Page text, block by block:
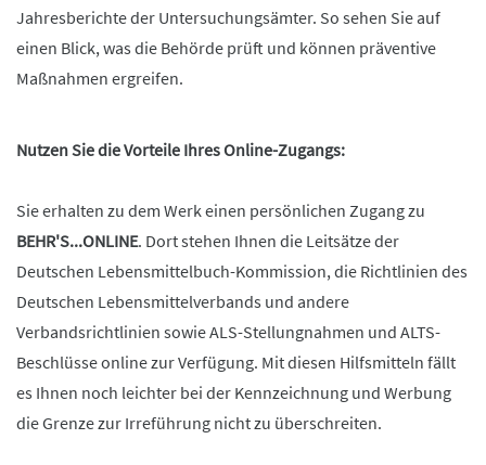
Jahresberichte der Untersuchungsämter. So sehen Sie auf
einen Blick, was die Behörde prüft und können präventive
Maßnahmen ergreifen.
Nutzen Sie die Vorteile Ihres Online-Zugangs:
Sie erhalten zu dem Werk einen persönlichen Zugang zu
BEHR'S...ONLINE. Dort stehen Ihnen die Leitsätze der
Deutschen Lebensmittelbuch-Kommission, die Richtlinien des
Deutschen Lebensmittelverbands und andere
Verbandsrichtlinien sowie ALS-Stellungnahmen und ALTS-
Beschlüsse online zur Verfügung. Mit diesen Hilfsmitteln fällt
es Ihnen noch leichter bei der Kennzeichnung und Werbung
die Grenze zur Irreführung nicht zu überschreiten.